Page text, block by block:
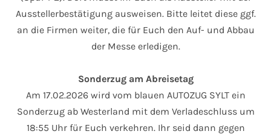
Ausstellerbestätigung ausweisen. Bitte leitet diese ggf.
an die Firmen weiter, die für Euch den Auf- und Abbau
der Messe erledigen.
Sonderzug am Abreisetag
Am 17.02.2026 wird vom blauen AUTOZUG SYLT ein
Sonderzug ab Westerland mit dem Verladeschluss um
18:55 Uhr für Euch verkehren. Ihr seid dann gegen